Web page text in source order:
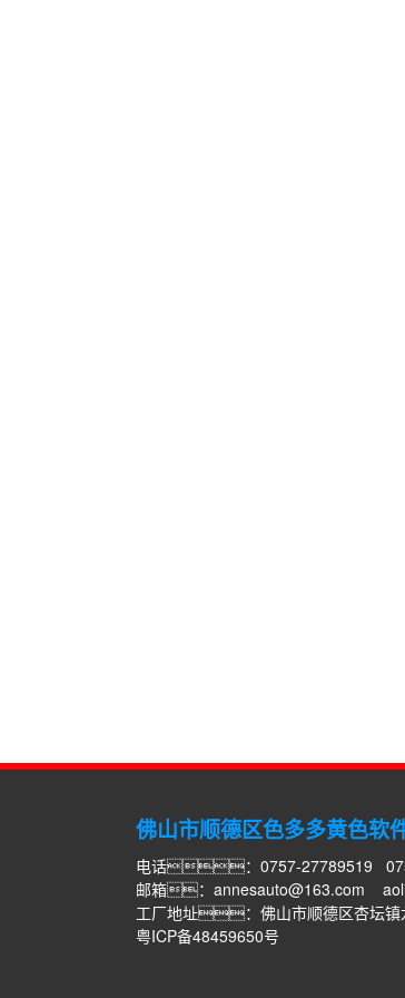
佛山市顺德区色多多黄色软
电话：0757-27789519
邮箱： annesauto@163.com
工厂地址：佛山市顺德区杏坛镇
粤ICP备48459650号